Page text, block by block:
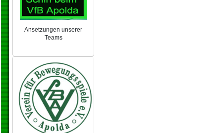
Ansetzungen unserer
Teams